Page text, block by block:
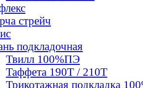
стрейч
подкладочная
Твилл 100%ПЭ
Таффета 190Т / 210Т
Трикотажная подкладка